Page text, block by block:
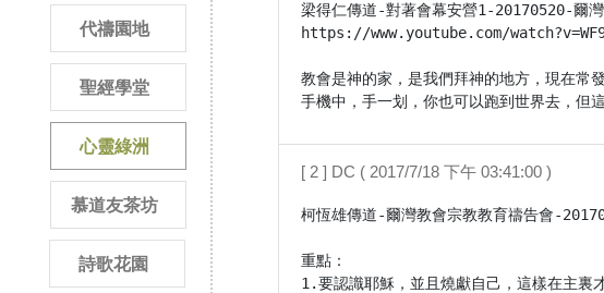
代禱園地
聖經學堂
心靈綠洲
慕道友茶坊
詩歌花園
梁得仁傳道-對著會幕安營1-20170520-爾
https://www.youtube.com/
教會是神的家，是我們拜神的地方，現在常
手機中，手一划，你也可以跑到世界去，但
[ 2 ] DC ( 2017/7/18 下午 03:41:00 )
柯恆雄傳道-爾灣教會宗教教育禱告會-
重點：
1.要認識耶穌，並且燒獻自己，這樣在主裏